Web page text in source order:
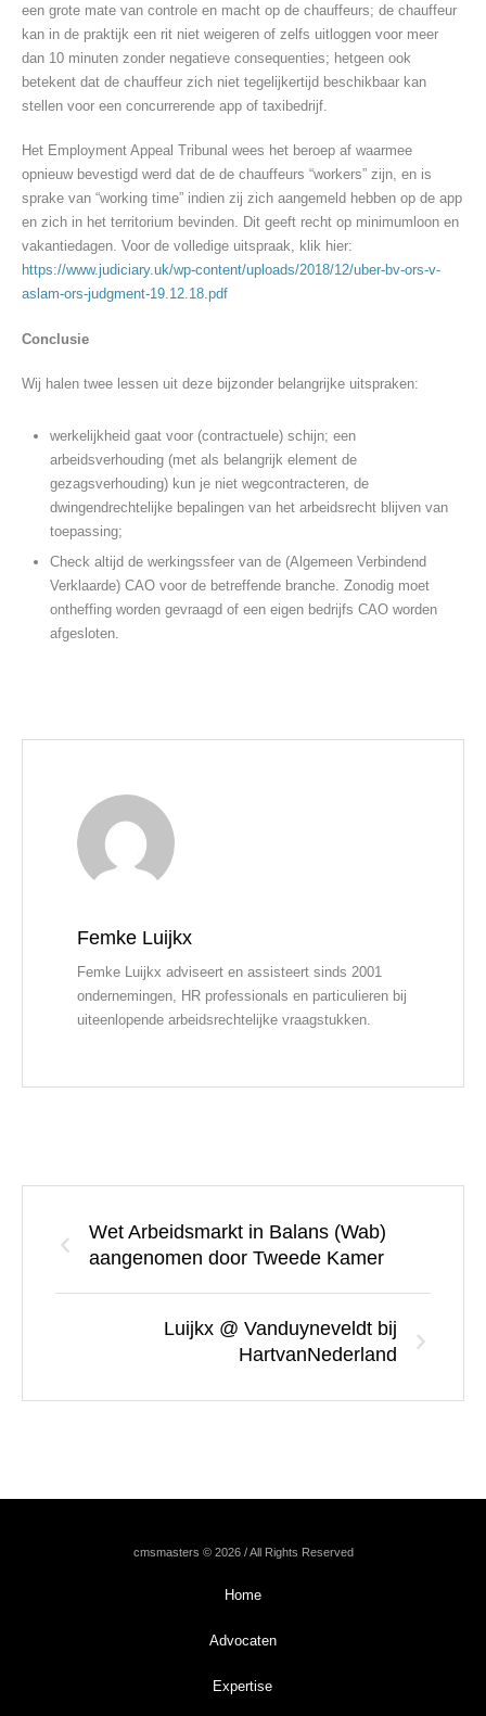
een grote mate van controle en macht op de chauffeurs; de chauffeur
kan in de praktijk een rit niet weigeren of zelfs uitloggen voor meer
dan 10 minuten zonder negatieve consequenties; hetgeen ook
betekent dat de chauffeur zich niet tegelijkertijd beschikbaar kan
stellen voor een concurrerende app of taxibedrijf.
Het Employment Appeal Tribunal wees het beroep af waarmee
opnieuw bevestigd werd dat de de chauffeurs “workers” zijn, en is
sprake van “working time” indien zij zich aangemeld hebben op de app
en zich in het territorium bevinden. Dit geeft recht op minimumloon en
vakantiedagen. Voor de volledige uitspraak, klik hier:
https://www.judiciary.uk/wp-content/uploads/2018/12/uber-bv-ors-v-
aslam-ors-judgment-19.12.18.pdf
Conclusie
Wij halen twee lessen uit deze bijzonder belangrijke uitspraken:
werkelijkheid gaat voor (contractuele) schijn; een
arbeidsverhouding (met als belangrijk element de
gezagsverhouding) kun je niet wegcontracteren, de
dwingendrechtelijke bepalingen van het arbeidsrecht blijven van
toepassing;
Check altijd de werkingssfeer van de (Algemeen Verbindend
Verklaarde) CAO voor de betreffende branche. Zonodig moet
ontheffing worden gevraagd of een eigen bedrijfs CAO worden
afgesloten.
Femke Luijkx
Femke Luijkx adviseert en assisteert sinds 2001
ondernemingen, HR professionals en particulieren bij
uiteenlopende arbeidsrechtelijke vraagstukken.
Wet Arbeidsmarkt in Balans (Wab)
aangenomen door Tweede Kamer
Luijkx @ Vanduyneveldt bij
HartvanNederland
cmsmasters © 2026 / All Rights Reserved
Home
Advocaten
Expertise